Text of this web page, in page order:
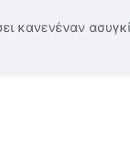
κανενέναν